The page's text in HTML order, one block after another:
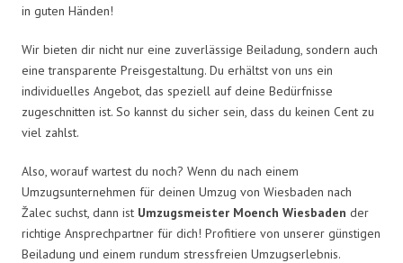
in guten Händen!
Wir bieten dir nicht nur eine zuverlässige Beiladung, sondern auch
eine transparente Preisgestaltung. Du erhältst von uns ein
individuelles Angebot, das speziell auf deine Bedürfnisse
zugeschnitten ist. So kannst du sicher sein, dass du keinen Cent zu
viel zahlst.
Also, worauf wartest du noch? Wenn du nach einem
Umzugsunternehmen für deinen Umzug von Wiesbaden nach
Žalec suchst, dann ist Umzugsmeister Moench Wiesbaden der
richtige Ansprechpartner für dich! Profitiere von unserer günstigen
Beiladung und einem rundum stressfreien Umzugserlebnis.